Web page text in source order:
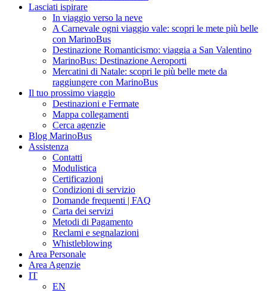
Lasciati ispirare
In viaggio verso la neve
A Carnevale ogni viaggio vale: scopri le mete più belle
con MarinoBus
Destinazione Romanticismo: viaggia a San Valentino
MarinoBus: Destinazione Aeroporti
Mercatini di Natale: scopri le più belle mete da
raggiungere con MarinoBus
Il tuo prossimo viaggio
Destinazioni e Fermate
Mappa collegamenti
Cerca agenzie
Blog MarinoBus
Assistenza
Contatti
Modulistica
Certificazioni
Condizioni di servizio
Domande frequenti | FAQ
Carta dei servizi
Metodi di Pagamento
Reclami e segnalazioni
Whistleblowing
Area Personale
Area Agenzie
IT
EN